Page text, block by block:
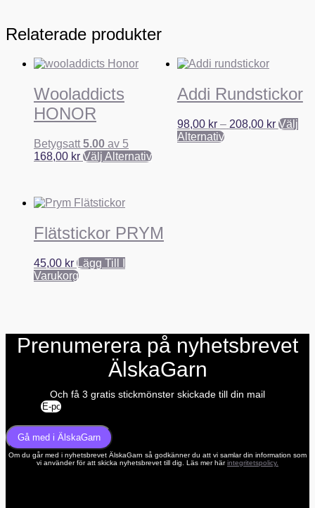
Relaterade produkter
Wooladdicts
HONOR
Betygsatt 5.00 av 5
168,00 kr Välj AlternativDen
De
olika
Addi Rundstickor
98,00 kr – 208,00 kr Välj
AlternativDen
Flätstickor PRYM
45,00 kr Lägg Till I
Varukorg
Prenumerera på nyhetsbrevet
ÄlskaGarn
Och få 3 gratis stickmönster skickade till din mail
Gå med i ÄlskaGarn
Om du går med i nyhetsbrevet ÄlskaGarn så godkänner du att vi samlar din information som
vi använder för att skicka nyhetsbrevet till dig. Läs mer härintegritetspolicy.